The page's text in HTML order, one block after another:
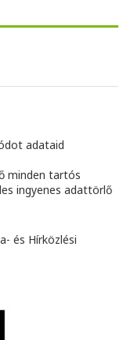
adataid
minden tartós
ingyenes adattörlő
és Hírközlési